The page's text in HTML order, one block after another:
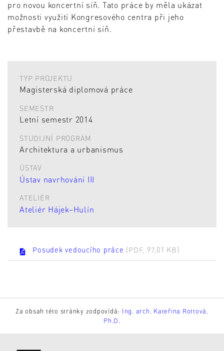
pro novou koncertní síň. Tato práce by měla ukázat
možnosti využití Kongresového centra při jeho
přestavbě na koncertní síň.
TYP PROJEKTU
Magisterská diplomová práce
SEMESTR
Letní semestr 2014
STUDIJNÍ PROGRAM
Architektura a urbanismus
ÚSTAV
Ústav navrhování III
ATELIÉR
Ateliér Hájek–Hulín
Posudek vedoucího práce (PDF, 97,01 KB)
Za obsah této stránky zodpovídá: Ing. arch. Kateřina Rottová,
Ph.D.